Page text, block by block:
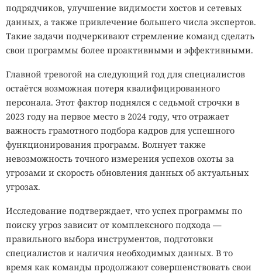
подрядчиков, улучшение видимости хостов и сетевых
данных, а также привлечение большего числа экспертов.
Такие задачи подчеркивают стремление команд сделать
свои программы более проактивными и эффективными.
Главной тревогой на следующий год для специалистов
остаётся возможная потеря квалифицированного
персонала. Этот фактор поднялся с седьмой строчки в
2023 году на первое место в 2024 году, что отражает
важность грамотного подбора кадров для успешного
функционирования программ. Волнует также
невозможность точного измерения успехов охоты за
угрозами и скорость обновления данных об актуальных
угрозах.
Исследование подтверждает, что успех программы по
поиску угроз зависит от комплексного подхода —
правильного выбора инструментов, подготовки
специалистов и наличия необходимых данных. В то
время как команды продолжают совершенствовать свои